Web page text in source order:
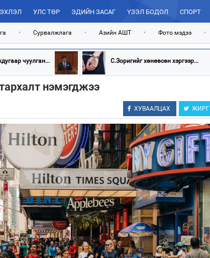
ЭХЛЭЛ УЛС ТӨР ЭДИЙН ЗАСАГ ҮЗЭЛ БОДОЛ СПОРТ
• Сурвалжлага • Азийн АШТ • Фото мэдээ •
чуулган... С.Зоригийг хөнөөсөн хэргээр...
нэмэгджээ
ХУВААЛЦАХ